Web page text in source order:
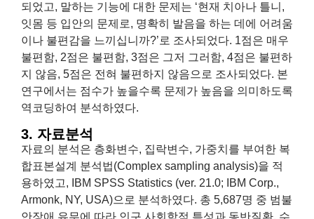
되었고, 말하는 기능에 대한 문제는 ‘현재 치아나 틀니,
잇몸 등 입안의 문제로, 명확히 발음을 하는 데에 어려움
이나 불편감을 느끼십니까?’로 조사되었다. 1점은 매우
불편함, 2점은 불편함, 3점은 그저 그러함, 4점은 불편하
지 않음, 5점은 전혀 불편하지 않음으로 조사되었다. 본
연구에서는 점수가 높을수록 문제가 높음을 의미하도록
역코딩하여 분석하였다.
3. 자료분석
자료의 분석은 층화변수, 집락변수, 가중치를 부여한 복
합표본설계 분석법(Complex sampling analysis)을 적
용하였고, IBM SPSS Statistics (ver. 21.0; IBM Corp.,
Armonk, NY, USA)으로 분석하였다. 총 5,687명 중 범불
안장애 유무에 따라 인구 사회학적 특성과 동반질환, 수